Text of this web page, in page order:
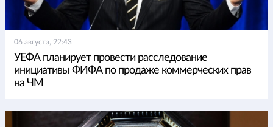
06 августа, 22:43
УЕФА планирует провести расследование
инициативы ФИФА по продаже коммерческих прав
на ЧМ